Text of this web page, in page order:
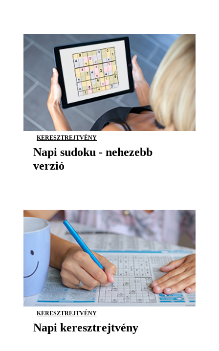
KERESZTREJTVÉNY
Napi sudoku - nehezebb
verzió
KERESZTREJTVÉNY
Napi keresztrejtvény